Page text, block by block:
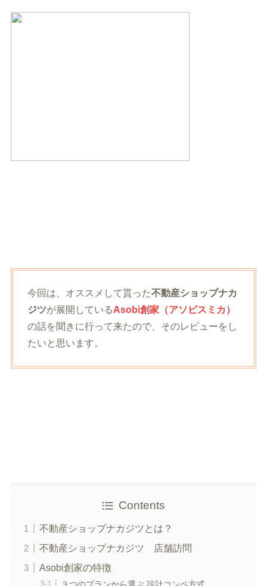
今回は、オススメして貰った不動産ショップナカ
ジツが展開しているAsobi創家（アソビスミカ）
の話を聞きに行って来たので、そのレビューをし
たいと思います。
Contents
不動産ショップナカジツとは？
不動産ショップナカジツ 店舗訪問
Asobi創家の特徴
３つのプランから選ぶ 設計コンペ方式